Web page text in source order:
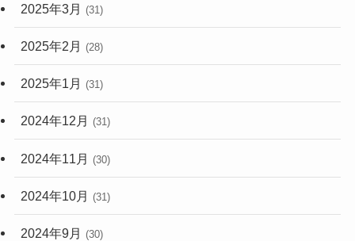
2025年3月 (31)
2025年2月 (28)
2025年1月 (31)
2024年12月 (31)
2024年11月 (30)
2024年10月 (31)
2024年9月 (30)